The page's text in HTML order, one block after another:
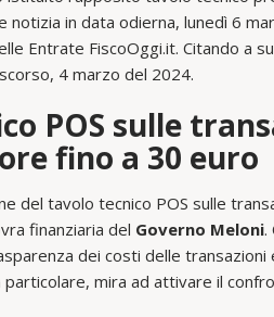
notizia in data odierna, lunedì 6
Entrate FiscoOggi.it. Citando a
4 marzo del 2024.
POS sulle
fino a 30 euro
del tavolo tecnico POS sulle
finanziaria del Governo Meloni.
dei costi delle
mira ad attivare il